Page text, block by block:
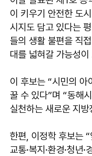
이 키우기 안전한 도
시지도 담고 있다는
들의 생활 불편을 직
대를 넓혀갈 가능성
이 후보는 “시민의 아
꿀 수 있다”며 “동해
실천하는 새로운 지
한편, 이정학 후보는
교통·복지·환경·청년